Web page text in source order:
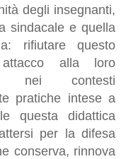
degli insegnanti,
sindacale e quella
rifiutare questo
alla loro
nei contesti
pratiche intese a
questa didattica
per la difesa
conserva, rinnova